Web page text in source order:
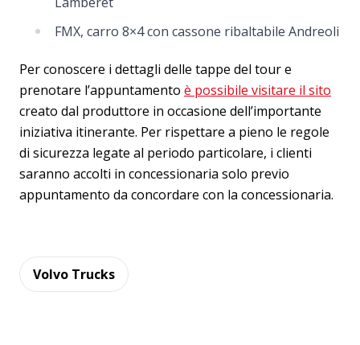
FMX, carro 8×4 con cassone ribaltabile Andreoli
Per conoscere i dettagli delle tappe del tour e
prenotare l’appuntamento è possibile visitare il sito
creato dal produttore in occasione dell’importante
iniziativa itinerante. Per rispettare a pieno le regole
di sicurezza legate al periodo particolare, i clienti
saranno accolti in concessionaria solo previo
appuntamento da concordare con la concessionaria.
Volvo Trucks